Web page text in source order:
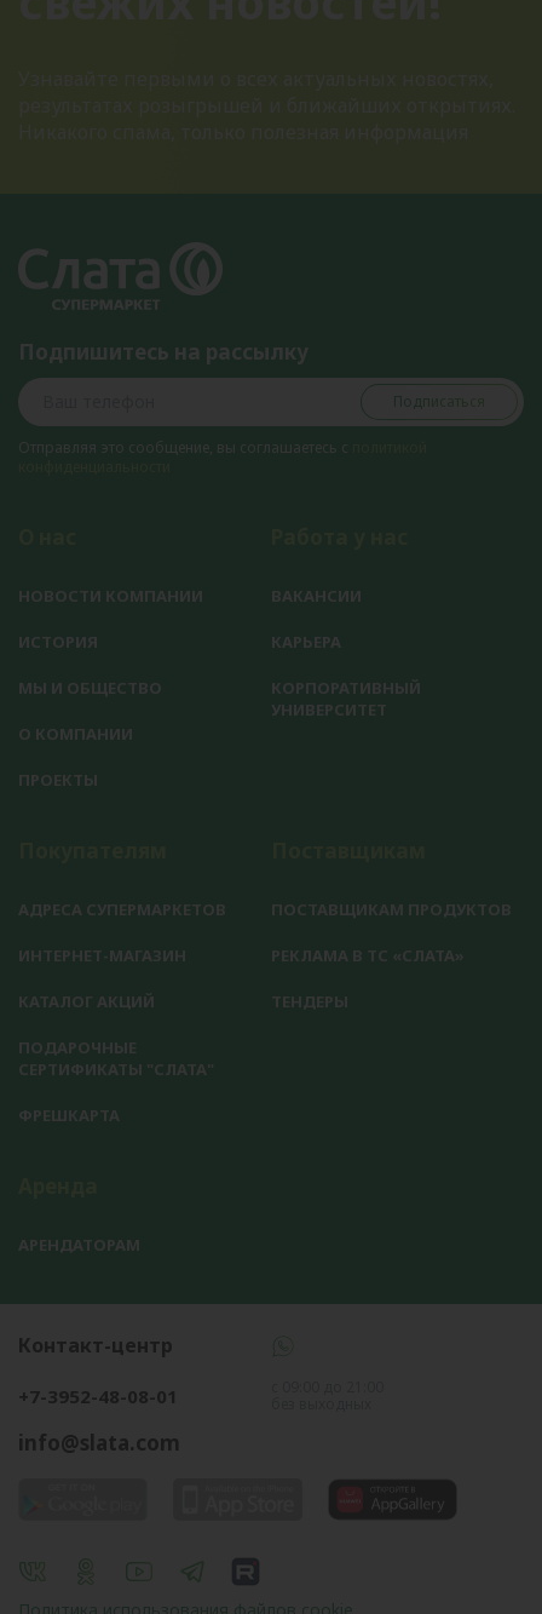
Подпишитесь на рассылку
Подписаться
Отправляя это сообщение, вы соглашаетесь с
НОВОСТИ КОМПАНИИ
ИСТОРИЯ
МЫ И ОБЩЕСТВО
О КОМПАНИИ
ПРОЕКТЫ
ВАКАНСИИ
КАРЬЕРА
КОРПОРАТИВНЫЙ
УНИВЕРСИТЕТ
АДРЕСА СУПЕРМАРКЕТОВ
ИНТЕРНЕТ-МАГАЗИН
КАТАЛОГ АКЦИЙ
ПОДАРОЧНЫЕ
СЕРТИФИКАТЫ "СЛАТА"
ФРЕШКАРТА
ПОСТАВЩИКАМ ПРОДУКТОВ
РЕКЛАМА В ТС «СЛАТА»
ТЕНДЕРЫ
АРЕНДАТОРАМ
Контакт-центр
+7-3952-48-08-01
info@slata.com
Политика использования файлов cookie